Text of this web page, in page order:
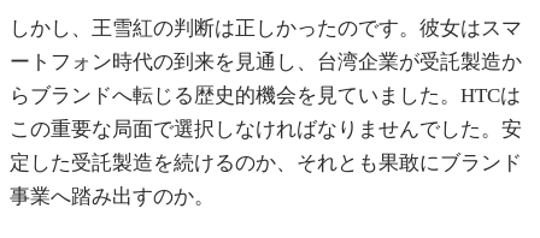
しかし、王雪紅の判断は正しかったのです。彼女はスマ
ートフォン時代の到来を見通し、台湾企業が受託製造か
らブランドへ転じる歴史的機会を見ていました。HTCは
この重要な局面で選択しなければなりませんでした。安
定した受託製造を続けるのか、それとも果敢にブランド
事業へ踏み出すのか。